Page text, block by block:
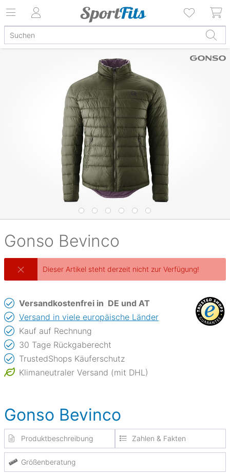
Gonso Bevinco
Dieser Artikel steht derzeit nicht zur Verfügung!
Versandkostenfrei in DE und AT
Versand in viele europäische Länder
Kauf auf Rechnung
30 Tage Rückgaberecht
TrustedShops Käuferschutz
Klimaneutraler Versand (mit DHL)
Gonso Bevinco
Produktbeschreibung Zahlen & Fakten
Größenberatung